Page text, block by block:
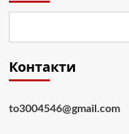
Контакти
to3004546@gmail.com